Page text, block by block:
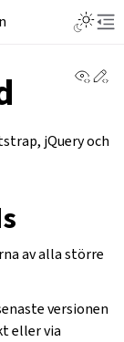
jQuery och
av alla större
versionen
eller via